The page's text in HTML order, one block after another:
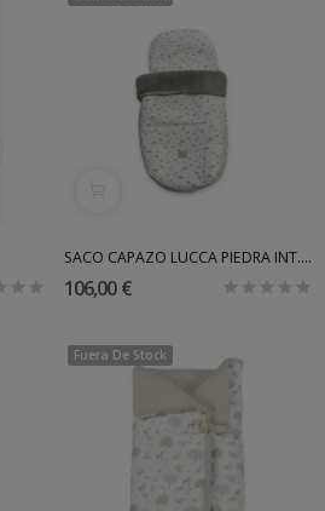
SACO CAPAZO LUCCA PIEDRA INT. MOUTON UZTURRE
106,00 €
Fuera De Stock